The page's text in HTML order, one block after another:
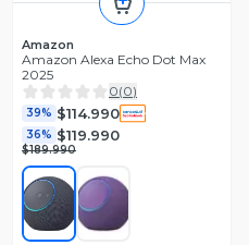
Amazon
Amazon Alexa Echo Dot Max
2025
0(0)
39% $114.990
36% $119.990
$189.990